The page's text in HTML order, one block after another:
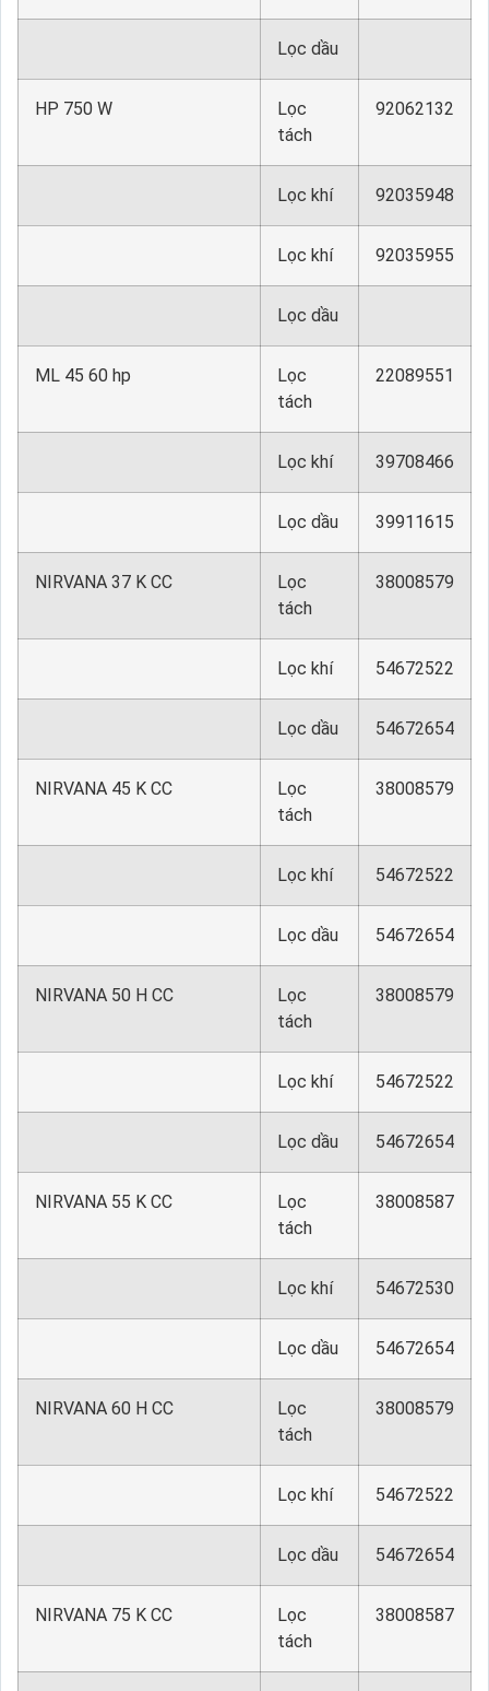
Lọc dầu
HP 750 W
Lọc
tách
92062132
Lọc khí 92035948
Lọc khí 92035955
Lọc dầu
ML 45 60 hp
Lọc
tách
22089551
Lọc khí 39708466
Lọc dầu 39911615
NIRVANA 37 K CC
Lọc
tách
38008579
Lọc khí 54672522
Lọc dầu 54672654
NIRVANA 45 K CC
Lọc
tách
38008579
Lọc khí 54672522
Lọc dầu 54672654
NIRVANA 50 H CC
Lọc
tách
38008579
Lọc khí 54672522
Lọc dầu 54672654
NIRVANA 55 K CC
Lọc
tách
38008587
Lọc khí 54672530
Lọc dầu 54672654
NIRVANA 60 H CC
Lọc
tách
38008579
Lọc khí 54672522
Lọc dầu 54672654
NIRVANA 75 K CC
Lọc
tách
38008587